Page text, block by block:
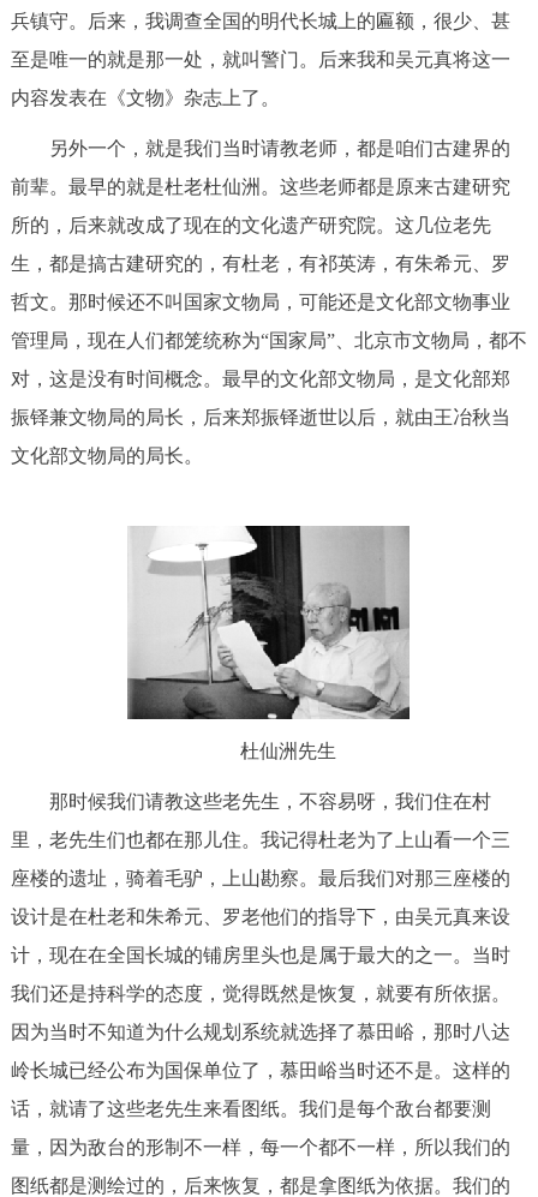
兵镇守。后来，我调查全国的明代长城上的匾额，很少、甚
至是唯一的就是那一处，就叫警门。后来我和吴元真将这一
内容发表在《文物》杂志上了。
另外一个，就是我们当时请教老师，都是咱们古建界的
前辈。最早的就是杜老杜仙洲。这些老师都是原来古建研究
所的，后来就改成了现在的文化遗产研究院。这几位老先
生，都是搞古建研究的，有杜老，有祁英涛，有朱希元、罗
哲文。那时候还不叫国家文物局，可能还是文化部文物事业
管理局，现在人们都笼统称为“国家局”、北京市文物局，都不
对，这是没有时间概念。最早的文化部文物局，是文化部郑
振铎兼文物局的局长，后来郑振铎逝世以后，就由王冶秋当
文化部文物局的局长。
杜仙洲先生
那时候我们请教这些老先生，不容易呀，我们住在村
里，老先生们也都在那儿住。我记得杜老为了上山看一个三
座楼的遗址，骑着毛驴，上山勘察。最后我们对那三座楼的
设计是在杜老和朱希元、罗老他们的指导下，由吴元真来设
计，现在在全国长城的铺房里头也是属于最大的之一。当时
我们还是持科学的态度，觉得既然是恢复，就要有所依据。
因为当时不知道为什么规划系统就选择了慕田峪，那时八达
岭长城已经公布为国保单位了，慕田峪当时还不是。这样的
话，就请了这些老先生来看图纸。我们是每个敌台都要测
量，因为敌台的形制不一样，每一个都不一样，所以我们的
图纸都是测绘过的，后来恢复，都是拿图纸为依据。我们的